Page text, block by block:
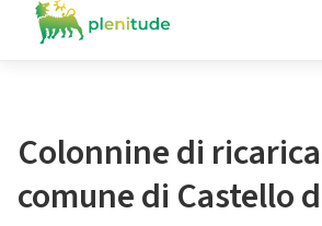
Colonnine di
comune di Castello